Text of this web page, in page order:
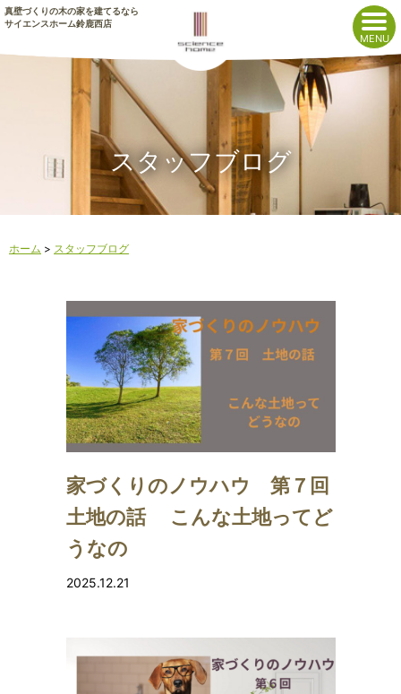
真壁づくりの木の家を建てるなら
サイエンスホーム鈴鹿西店
スタッフブログ
ホーム > スタッフブログ
家づくりのノウハウ 第７回
土地の話 こんな土地ってど
うなの
2025.12.21